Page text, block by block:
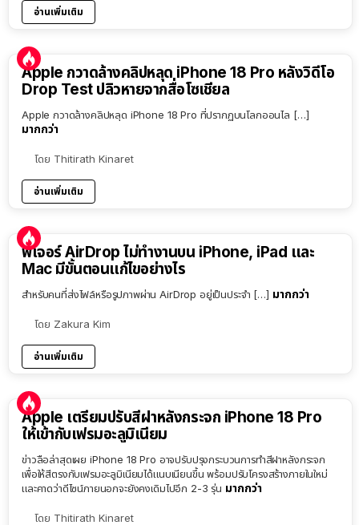
อ่านเพิ่มเติม
Apple กวาดล้างคลิปหลุด iPhone 18 Pro หลังวิดีโอ
Drop Test ปลิวหายจากสื่อโซเชียล
Apple กวาดล้างคลิปหลุด iPhone 18 Pro ที่ปรากฏบนโลกออนไล […]
มากกว่า
โดย Thitirath Kinaret
อ่านเพิ่มเติม
ฟีเจอร์ AirDrop ไม่ทำงานบน iPhone, iPad และ
Mac มีขั้นตอนแก้ไขอย่างไร
สำหรับคนที่ส่งไฟล์หรือรูปภาพผ่าน AirDrop อยู่เป็นประจำ […] มากกว่า
โดย Zakura Kim
อ่านเพิ่มเติม
Apple เตรียมปรับสีฝาหลังกระจก iPhone 18 Pro
ให้เข้ากับเฟรมอะลูมิเนียม
ข่าวลือล่าสุดเผย iPhone 18 Pro อาจปรับปรุงกระบวนการทำสีฝาหลังกระจก
เพื่อให้สีตรงกับเฟรมอะลูมิเนียมได้แนบเนียนขึ้น พร้อมปรับโครงสร้างภายในใหม่
และคาดว่าดีไซน์ภายนอกจะยังคงเดิมไปอีก 2-3 รุ่น มากกว่า
โดย Thitirath Kinaret